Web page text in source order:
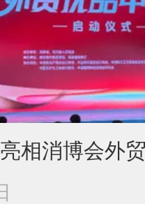
相消博会外